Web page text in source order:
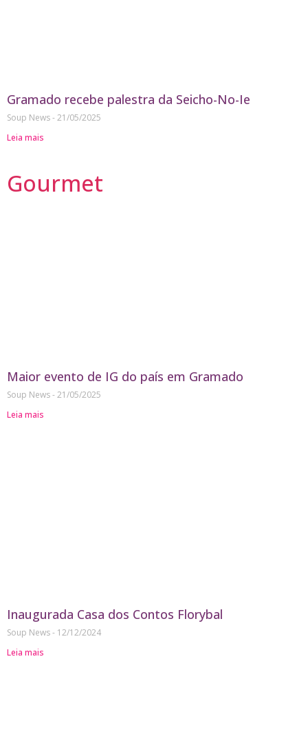
Gramado recebe palestra da Seicho-No-Ie
Soup News 21/05/2025
Leia mais
Gourmet
Maior evento de IG do país em Gramado
Soup News 21/05/2025
Leia mais
Inaugurada Casa dos Contos Florybal
Soup News
12/12/2024
Leia mais